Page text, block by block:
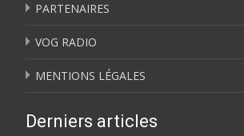
PARTENAIRES
VOG RADIO
MENTIONS LÉGALES
Derniers articles